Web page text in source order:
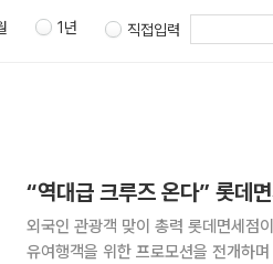
1년 직접입력
“역대급 크루즈 온다” 롯데
외국인 관광객 맞이 총력 롯데면세점이 대형 크루즈 단체 고객 유치와 더불어 춘절 기간 외국인 자
유여행객을 위한 프로모션을 전개하